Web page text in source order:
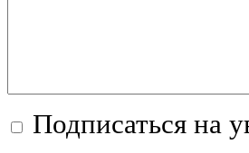
Подписаться на